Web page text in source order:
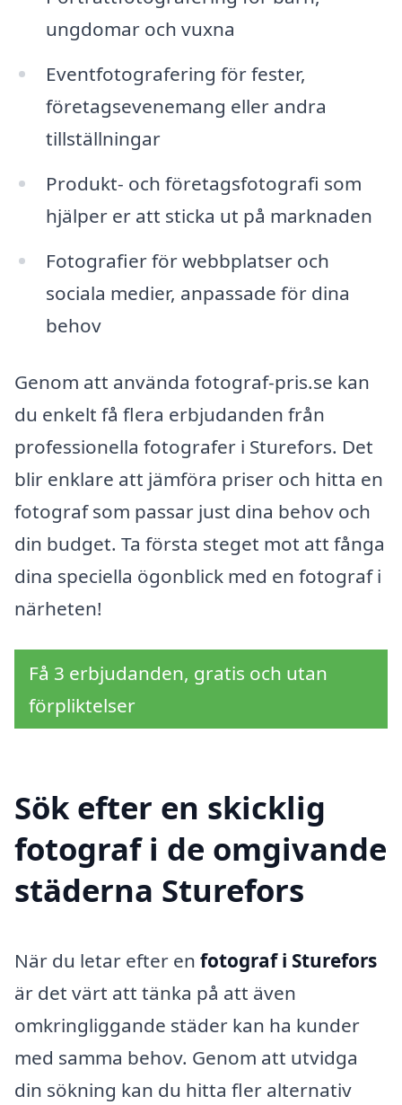
ungdomar och vuxna
Eventfotografering för fester,
företagsevenemang eller andra
tillställningar
Produkt- och företagsfotografi som
hjälper er att sticka ut på marknaden
Fotografier för webbplatser och
sociala medier, anpassade för dina
behov
Genom att använda fotograf-pris.se kan
du enkelt få flera erbjudanden från
professionella fotografer i Sturefors. Det
blir enklare att jämföra priser och hitta en
fotograf som passar just dina behov och
din budget. Ta första steget mot att fånga
dina speciella ögonblick med en fotograf i
närheten!
Få 3 erbjudanden, gratis och utan
förpliktelser
Sök efter en skicklig
fotograf i de omgivande
städerna Sturefors
När du letar efter en fotograf i Sturefors
är det värt att tänka på att även
omkringliggande städer kan ha kunder
med samma behov. Genom att utvidga
din sökning kan du hitta fler alternativ